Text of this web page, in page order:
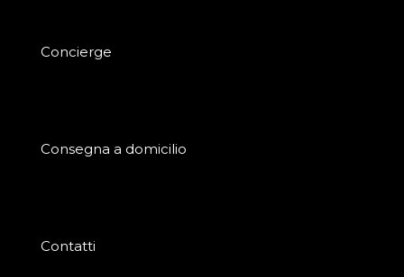
Concierge
Consegna a domicilio
Contatti